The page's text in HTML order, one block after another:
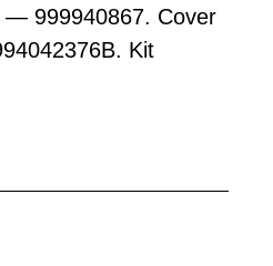
— 999940867. Cover
Kit